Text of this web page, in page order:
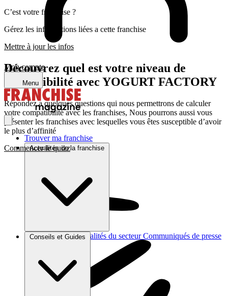
Mon compte
Menu
Trouver ma franchise
Actualités de la franchise
Brèves et actus Actualités du secteur Communiqués de presse
Conseils et Guides
C’est votre franchise ?
Gérez les informations liées a cette franchise
Mettre à jour les infos
Découvrez quel est votre niveau de
compatibilité avec YOGURT FACTORY
Répondez a quelques questions qui nous permettrons de calculer
votre compatibilité avec les franchises, Nous pourrons aussi vous
présenter les franchises avec lesquelles vous êtes susceptible d’avoir
le plus d’affinité
Commencer le quizz